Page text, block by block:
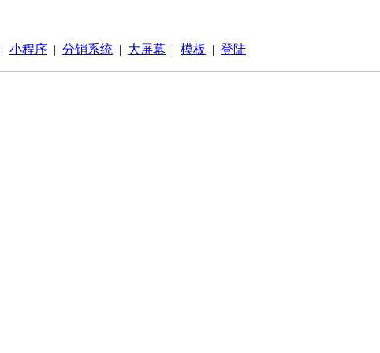
| 小程序 | 分销系统 | 大屏幕 | 模板 | 登陆